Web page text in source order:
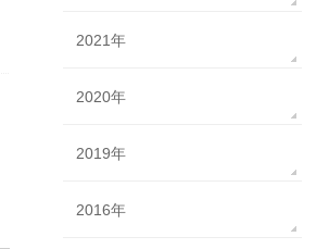
2021年
2020年
2019年
2016年